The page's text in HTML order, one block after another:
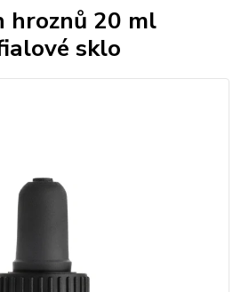
hroznů 20 ml
sklo